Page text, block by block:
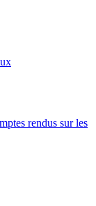
rendus sur les